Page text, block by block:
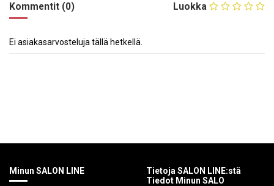
Luokka
Kommentit (0)
Ei asiakasarvosteluja tällä hetkellä.
Minun SALON LINE
Tietoja SALON LINE:stä
Tiedot Minun SALO